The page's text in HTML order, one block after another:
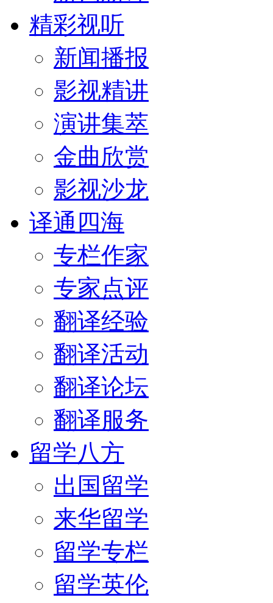
精彩视听
新闻播报
影视精讲
演讲集萃
金曲欣赏
影视沙龙
译通四海
专栏作家
专家点评
翻译经验
翻译活动
翻译论坛
翻译服务
留学八方
出国留学
来华留学
留学专栏
留学英伦